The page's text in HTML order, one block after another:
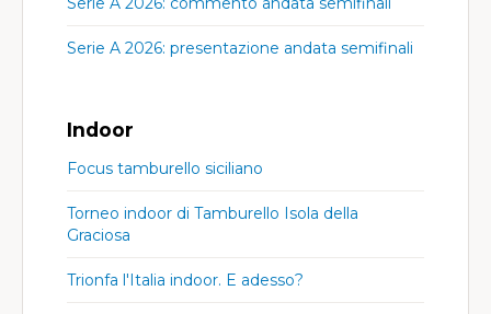
Serie A 2026: presentazione andata semifinali
Indoor
Focus tamburello siciliano
Torneo indoor di Tamburello Isola della
Graciosa
Trionfa l'Italia indoor. E adesso?